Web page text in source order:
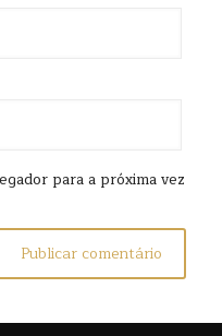
para a próxima vez